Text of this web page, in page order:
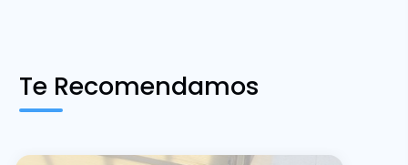
Te Recomendamos